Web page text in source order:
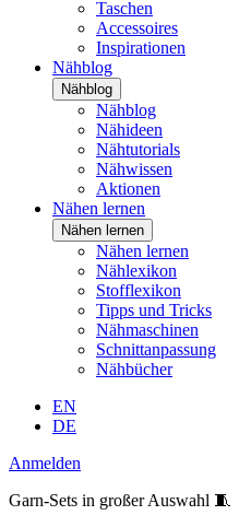
Taschen
Accessoires
Inspirationen
Nähblog
Nähblog
Nähblog
Nähideen
Nähtutorials
Nähwissen
Aktionen
Nähen lernen
Nähen lernen
Nähen lernen
Nählexikon
Stofflexikon
Tipps und Tricks
Nähmaschinen
Schnittanpassung
Nähbücher
EN
DE
Anmelden
Garn-Sets in großer Auswahl 🧵